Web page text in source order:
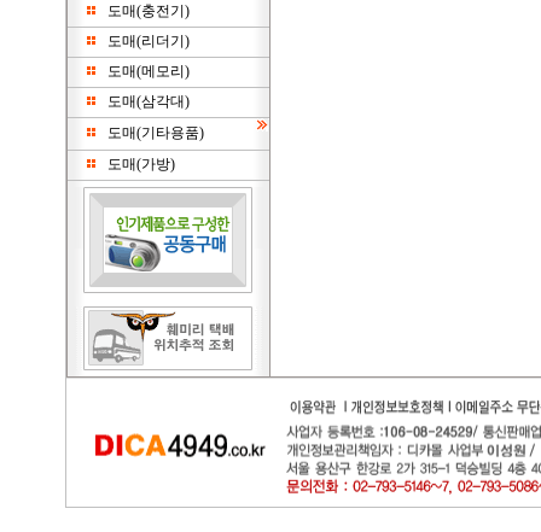
도매(충전기)
도매(리더기)
도매(메모리)
도매(삼각대)
도매(기타용품)
도매(가방)